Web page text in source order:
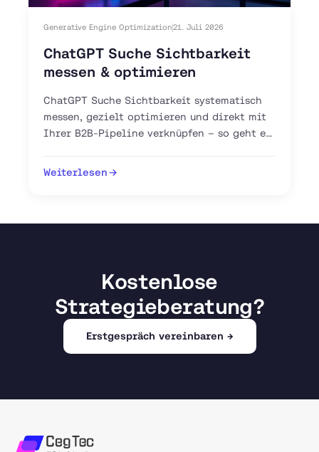
Generative Engine Optimization21. Juli 2026
ChatGPT Suche Sichtbarkeit
messen & optimieren
ChatGPT Suche Sichtbarkeit systematisch
messen, gezielt optimieren und direkt mit
Ihrer B2B-Pipeline verknüpfen – so geht es
Weiterlesen
Kostenlose
Strategieberatung?
Erstgespräch vereinbaren →